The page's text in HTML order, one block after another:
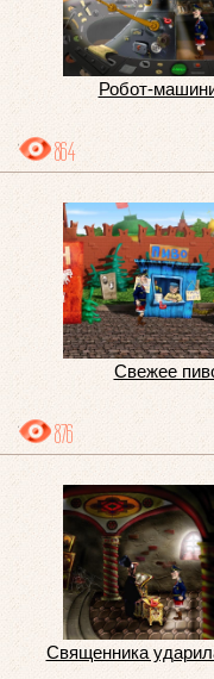
Робот-
864
Свежее
876
Священника